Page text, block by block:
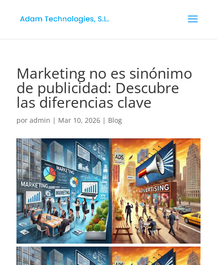
Marketing no es sinónimo
de publicidad: Descubre
las diferencias clave
por admin | Mar 10, 2026| Blog